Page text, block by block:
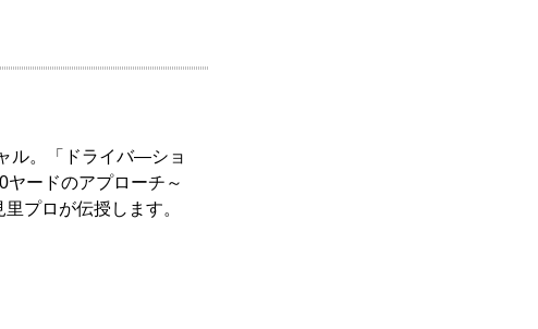
ル。「ドライバ―ショ
ードのアプローチ～
プロが伝授します。